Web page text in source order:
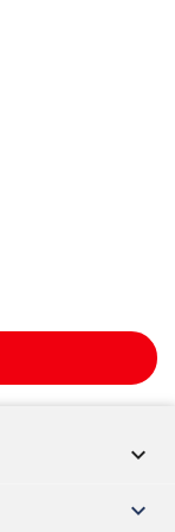
keyboard_arrow_down
